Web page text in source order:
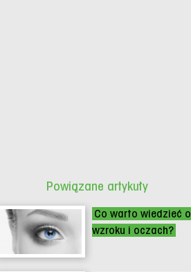
Powiązane artykuły
Co warto wiedzieć o
wzroku i oczach?